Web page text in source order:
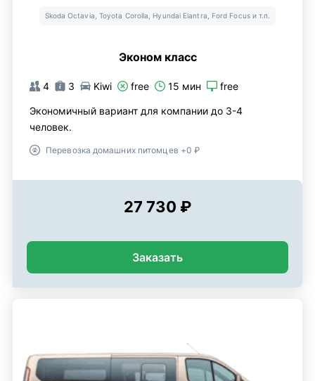
Skoda Octavia, Toyota Corolla, Hyundai Elantra, Ford Focus и т.п.
Эконом класс
4 3 Kiwi free 15 мин free
Экономичный вариант для компании до 3-4
человек.
Перевозка домашних питомцев +0 ₽
27 730 ₽
Заказать